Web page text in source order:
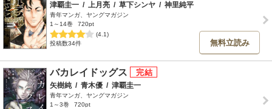
津覇圭一 / 上月亮 / 草下シンヤ / 神里純平
青年マンガ、ヤングマガジン
1～14巻
720pt
(4.1)
投稿数34件
無料立読み
バカレイドッグス
矢樹純 / 青木優 / 津覇圭一
青年マンガ、ヤングマガジン
1～3巻
720pt